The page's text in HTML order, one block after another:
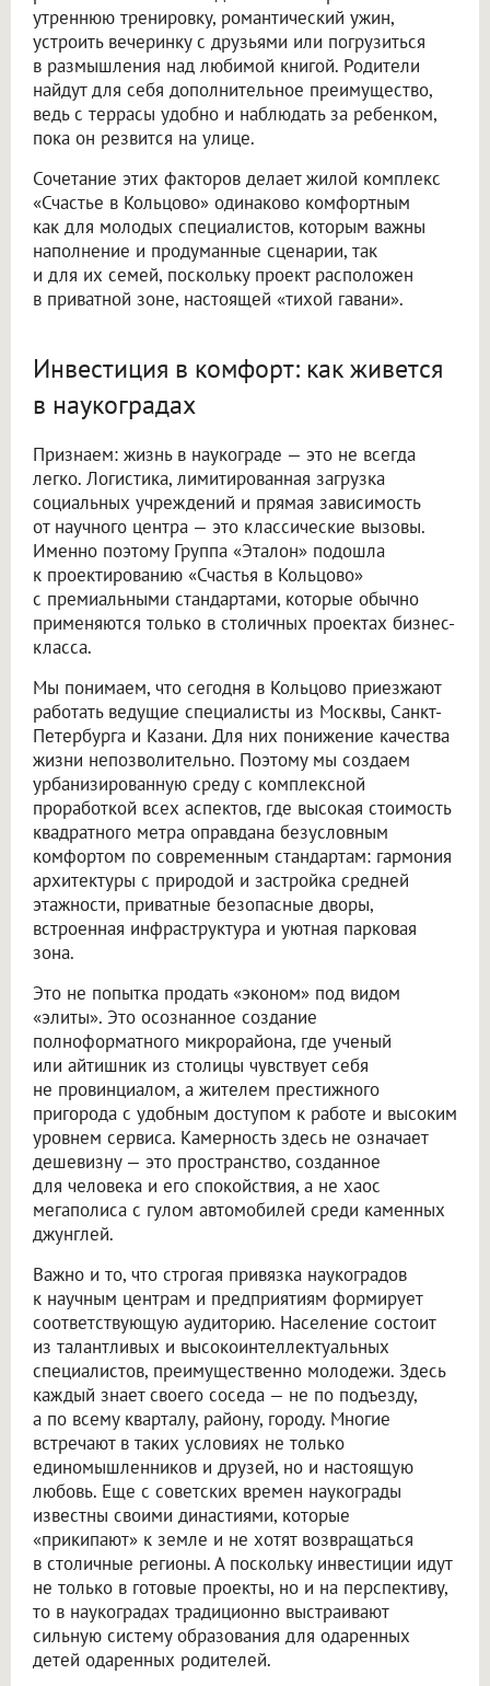
утреннюю тренировку, романтический ужин,
устроить вечеринку с друзьями или погрузиться
в размышления над любимой книгой. Родители
найдут для себя дополнительное преимущество,
ведь с террасы удобно и наблюдать за ребенком,
пока он резвится на улице.
Сочетание этих факторов делает жилой комплекс
«Счастье в Кольцово» одинаково комфортным
как для молодых специалистов, которым важны
наполнение и продуманные сценарии, так
и для их семей, поскольку проект расположен
в приватной зоне, настоящей «тихой гавани».
Инвестиция в комфорт: как живется
в наукоградах
Признаем: жизнь в наукограде — это не всегда
легко. Логистика, лимитированная загрузка
социальных учреждений и прямая зависимость
от научного центра — это классические вызовы.
Именно поэтому Группа «Эталон» подошла
к проектированию «Счастья в Кольцово»
с премиальными стандартами, которые обычно
применяются только в столичных проектах бизнес-
класса.
Мы понимаем, что сегодня в Кольцово приезжают
работать ведущие специалисты из Москвы, Санкт-
Петербурга и Казани. Для них понижение качества
жизни непозволительно. Поэтому мы создаем
урбанизированную среду с комплексной
проработкой всех аспектов, где высокая стоимость
квадратного метра оправдана безусловным
комфортом по современным стандартам: гармония
архитектуры с природой и застройка средней
этажности, приватные безопасные дворы,
встроенная инфраструктура и уютная парковая
зона.
Это не попытка продать «эконом» под видом
«элиты». Это осознанное создание
полноформатного микрорайона, где ученый
или айтишник из столицы чувствует себя
не провинциалом, а жителем престижного
пригорода с удобным доступом к работе и высоким
уровнем сервиса. Камерность здесь не означает
дешевизну — это пространство, созданное
для человека и его спокойствия, а не хаос
мегаполиса с гулом автомобилей среди каменных
джунглей.
Важно и то, что строгая привязка наукоградов
к научным центрам и предприятиям формирует
соответствующую аудиторию. Население состоит
из талантливых и высокоинтеллектуальных
специалистов, преимущественно молодежи. Здесь
каждый знает своего соседа — не по подъезду,
а по всему кварталу, району, городу. Многие
встречают в таких условиях не только
единомышленников и друзей, но и настоящую
любовь. Еще с советских времен наукограды
известны своими династиями, которые
«прикипают» к земле и не хотят возвращаться
в столичные регионы. А поскольку инвестиции идут
не только в готовые проекты, но и на перспективу,
то в наукоградах традиционно выстраивают
сильную систему образования для одаренных
детей одаренных родителей.